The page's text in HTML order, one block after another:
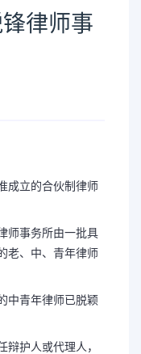
律师事
成立的合伙制律师
师事务所由一批具
老、中、青年律师
中青年律师已脱颖
护人或代理人，
,锐锋律
样？锐锋律